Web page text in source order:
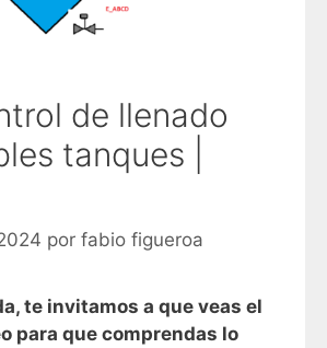
de llenado
tanques |
por fabio figueroa
te invitamos a que veas el
para que comprendas lo